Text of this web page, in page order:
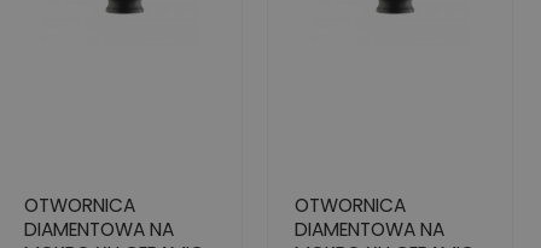
OTWORNICA
DIAMENTOWA NA
OTWORNICA
DIAMENTOWA NA